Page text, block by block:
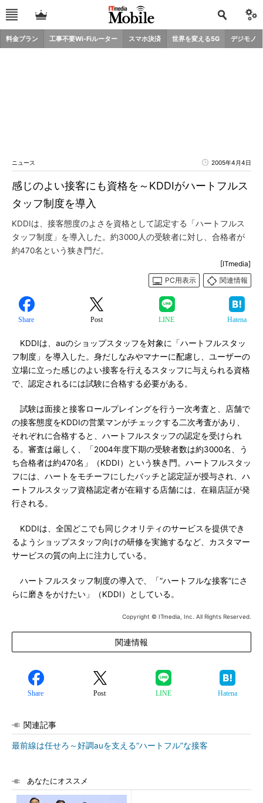
料金プラン 工事不要Wi-Fiルーター スマホ決済 世界を変える5G デジモノ
ニュース 2005年4月4日
感じのよい接客にも資格を～KDDIがハートフルス
タッフ制度を導入
KDDIは、接客態度のよさを資格として認定する「ハートフルス
タッフ制度」を導入した。約3000人の受験者に対し、合格者が
約470名という狭き門だ。
[ITmedia]
PC用表示
関連情報
Share Post LINE Hatena
KDDIは、auのショップスタッフを対象に「ハートフルスタッ
フ制度」を導入した。身だしなみやマナーに配慮し、ユーザーの
立場に立った感じのよい接客を行えるスタッフに与えられる資格
で、認定されるには試験に合格する必要がある。
試験は面接と接客ロールプレイングを行う一次考査と、店舗で
の接客態度をKDDIの営業マンがチェックする二次考査があり、
それぞれに合格すると、ハートフルスタッフの認定を受けられ
る。審査は厳しく、「2004年度下期の受験者数は約3000名、う
ち合格者は約470名」（KDDI）という狭き門。ハートフルスタッ
フには、ハートをモチーフにしたバッチと認定証が授与され、ハ
ートフルスタッフ資格認定者が在籍する店舗には、在籍店証が発
行される。
KDDIは、全国どこでも同じクオリティのサービスを提供でき
るようショップスタッフ向けの研修を実施するなど、カスタマー
サービスの質の向上に注力している。
ハートフルスタッフ制度の導入で、「“ハートフルな接客”にさ
らに磨きをかけたい」（KDDI）としている。
Copyright © ITmedia, Inc. All Rights Reserved.
関連情報
Share Post LINE Hatena
関連記事
最前線は任せろ～好調auを支える“ハートフル”な接客
あなたにオススメ